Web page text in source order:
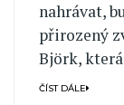
nahrávat,
přirozený
Björk,
ČÍST DÁLE